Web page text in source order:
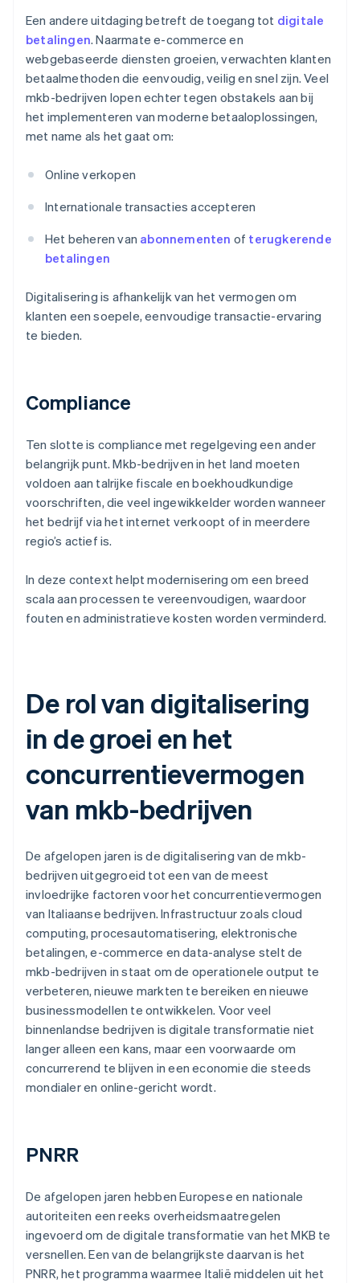
Een andere uitdaging betreft de toegang tot digitale
betalingen. Naarmate e-commerce en
webgebaseerde diensten groeien, verwachten klanten
betaalmethoden die eenvoudig, veilig en snel zijn. Veel
mkb-bedrijven lopen echter tegen obstakels aan bij
het implementeren van moderne betaaloplossingen,
met name als het gaat om:
Online verkopen
Internationale transacties accepteren
Het beheren van abonnementen of terugkerende
betalingen
Digitalisering is afhankelijk van het vermogen om
klanten een soepele, eenvoudige transactie-ervaring
te bieden.
Compliance
Ten slotte is compliance met regelgeving een ander
belangrijk punt. Mkb-bedrijven in het land moeten
voldoen aan talrijke fiscale en boekhoudkundige
voorschriften, die veel ingewikkelder worden wanneer
het bedrijf via het internet verkoopt of in meerdere
regio’s actief is.
In deze context helpt modernisering om een breed
scala aan processen te vereenvoudigen, waardoor
fouten en administratieve kosten worden verminderd.
De rol van digitalisering
in de groei en het
concurrentievermogen
van mkb-bedrijven
De afgelopen jaren is de digitalisering van de mkb-
bedrijven uitgegroeid tot een van de meest
invloedrijke factoren voor het concurrentievermogen
van Italiaanse bedrijven. Infrastructuur zoals cloud
computing, procesautomatisering, elektronische
betalingen, e-commerce en data-analyse stelt de
mkb-bedrijven in staat om de operationele output te
verbeteren, nieuwe markten te bereiken en nieuwe
businessmodellen te ontwikkelen. Voor veel
binnenlandse bedrijven is digitale transformatie niet
langer alleen een kans, maar een voorwaarde om
concurrerend te blijven in een economie die steeds
mondialer en online-gericht wordt.
PNRR
De afgelopen jaren hebben Europese en nationale
autoriteiten een reeks overheidsmaatregelen
ingevoerd om de digitale transformatie van het MKB te
versnellen. Een van de belangrijkste daarvan is het
PNRR, het programma waarmee Italië middelen uit het